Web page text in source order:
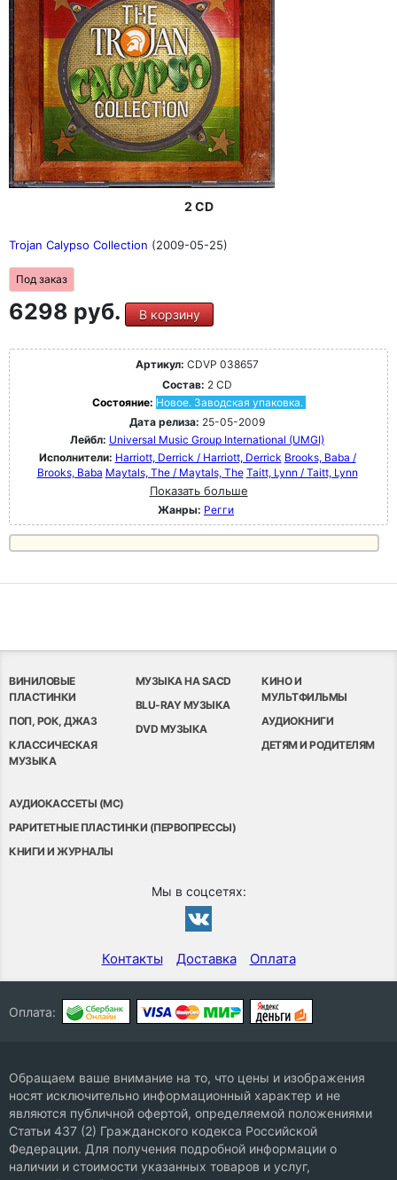
2 CD
Trojan Calypso Collection (2009-05-25)
Под заказ
6298 руб. В корзину
Артикул: CDVP 038657
Состав: 2 CD
Состояние: Новое. Заводская упаковка.
Дата релиза: 25-05-2009
Лейбл: Universal Music Group International (UMGI)
Исполнители: Harriott, Derrick / Harriott, Derrick Brooks, Baba /
Brooks, Baba Maytals, The / Maytals, The Taitt, Lynn / Taitt, Lynn
Показать больше
Жанры: Регги
ВИНИЛОВЫЕ
ПЛАСТИНКИ
ПОП, РОК, ДЖАЗ
КЛАССИЧЕСКАЯ
МУЗЫКА
МУЗЫКА НА SACD
BLU-RAY МУЗЫКА
DVD МУЗЫКА
КИНО И
МУЛЬТФИЛЬМЫ
АУДИОКНИГИ
ДЕТЯМ И РОДИТЕЛЯМ
АУДИОКАССЕТЫ (MC)
РАРИТЕТНЫЕ ПЛАСТИНКИ (ПЕРВОПРЕССЫ)
КНИГИ И ЖУРНАЛЫ
Мы в соцсетях:
Контакты Доставка Оплата
Оплата:
Обращаем ваше внимание на то, что цены и изображения
носят исключительно информационный характер и не
являются публичной офертой, определяемой положениями
Статьи 437 (2) Гражданского кодекса Российской
Федерации. Для получения подробной информации о
наличии и стоимости указанных товаров и услуг,